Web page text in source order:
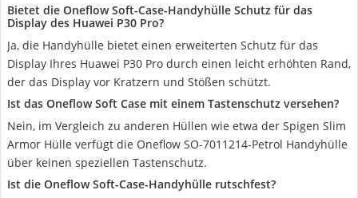
Bietet die Oneflow Soft-Case-Handyhülle Schutz für das
Display des Huawei P30 Pro?
Ja, die Handyhülle bietet einen erweiterten Schutz für das
Display Ihres Huawei P30 Pro durch einen leicht erhöhten Rand,
der das Display vor Kratzern und Stößen schützt.
Ist das Oneflow Soft Case mit einem Tastenschutz versehen?
Nein, im Vergleich zu anderen Hüllen wie etwa der Spigen Slim
Armor Hülle verfügt die Oneflow SO-7011214-Petrol Handyhülle
über keinen speziellen Tastenschutz.
Ist die Oneflow Soft-Case-Handyhülle rutschfest?